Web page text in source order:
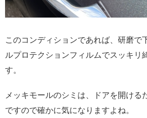
このコンディションであれば、研磨で
ルプロテクションフィルムでスッキリ
す。
メッキモールのシミは、ドアを開ける
ですので確かに気になりますよね。